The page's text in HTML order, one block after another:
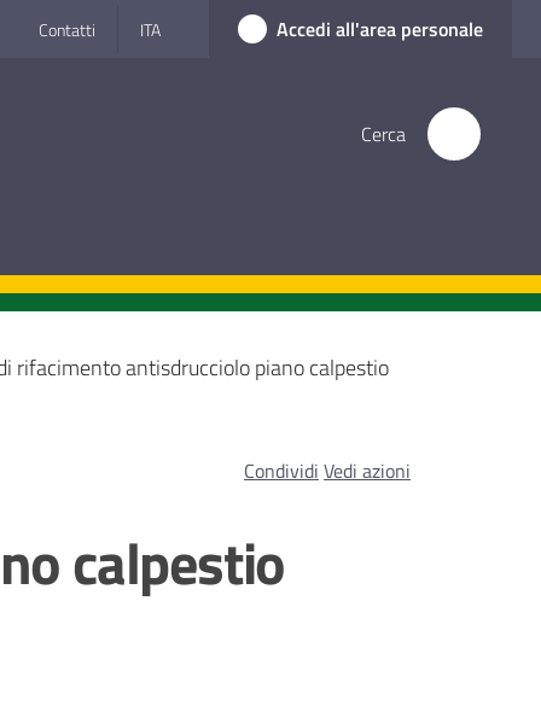
Contatti ITA Accedi all'area personale
Cerca
rifacimento antisdrucciolo piano calpestio
calpestio
Condividi Vedi azioni